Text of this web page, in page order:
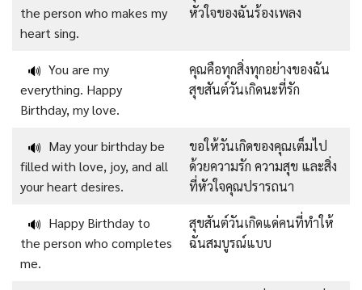
the person who makes my
heart sing.
หัวใจของฉันร้องเพลง
🔊 You are my
everything. Happy
Birthday, my love.
คุณคือทุกสิ่งทุกอย่างของฉัน
สุขสันต์วันเกิดนะที่รัก
🔊 May your birthday be
filled with love, joy, and all
your heart desires.
ขอให้วันเกิดของคุณเต็มไป
ด้วยความรัก ความสุข และสิ่ง
ที่หัวใจคุณปรารถนา
🔊 Happy Birthday to
the person who completes
me.
สุขสันต์วันเกิดแด่คนที่ทำให้
ฉันสมบูรณ์แบบ